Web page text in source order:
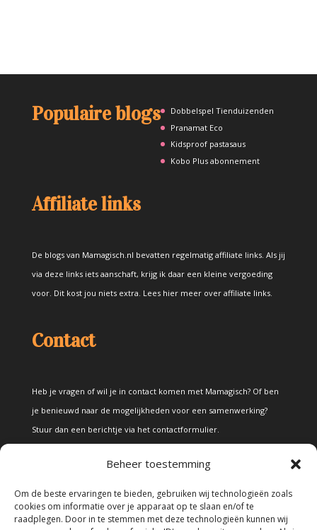
Beheer toestemming
Om de beste ervaringen te bieden, gebruiken wij technologieën zoals
cookies om informatie over je apparaat op te slaan en/of te
raadplegen. Door in te stemmen met deze technologieën kunnen wij
Populaire blogs
Dobbelspel Tienduizenden
Pranamat Eco
Kidsproof pastasaus
Kobo Plus abonnement
Affiliate links
De blogs van Mamagisch.nl bevatten regelmatig affiliate links. Als jij
via deze links iets aanschaft, krijg ik daar een kleine vergoeding
voor. Dit kost jou niets extra. Lees hier meer over affiliate links.
Contact
Heb je vragen of wil je in contact komen met Mamagisch? Of ben
je benieuwd naar de mogelijkheden voor een samenwerking?
Stuur dan een berichtje via het contactformulier.